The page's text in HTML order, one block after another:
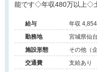
能です◇年収480万以上◇
給与
勤務地
宮城県仙
ワー16F
施設形態
その他（企
交通費
支給あり